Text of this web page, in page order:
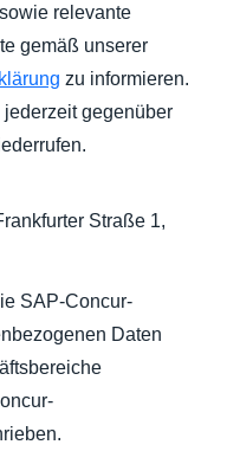
relevante
gemäß unserer
zu informieren.
gegenüber
Straße 1,
SAP-Concur-
Daten